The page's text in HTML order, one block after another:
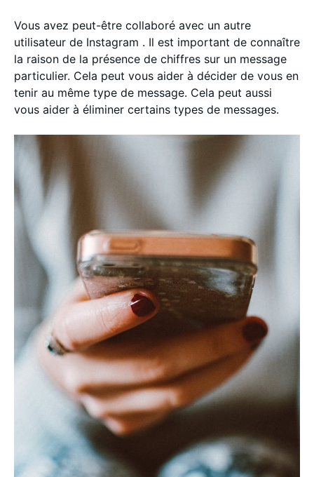
Vous avez peut-être collaboré avec un autre
utilisateur de Instagram . Il est important de connaître
la raison de la présence de chiffres sur un message
particulier. Cela peut vous aider à décider de vous en
tenir au même type de message. Cela peut aussi
vous aider à éliminer certains types de messages.